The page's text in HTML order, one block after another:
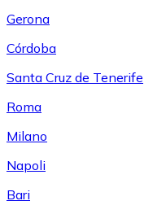
Gerona
Córdoba
Santa Cruz de Tenerife
Roma
Milano
Napoli
Bari